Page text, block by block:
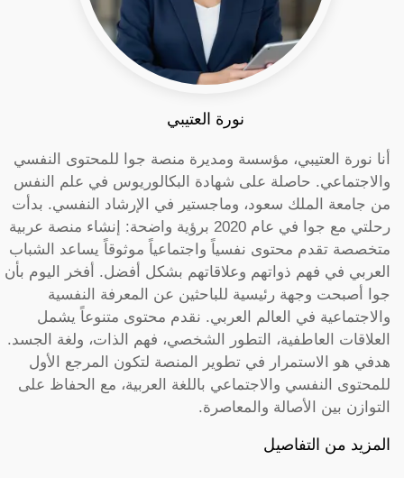
نورة العتيبي
أنا نورة العتيبي، مؤسسة ومديرة منصة جوا للمحتوى النفسي
والاجتماعي. حاصلة على شهادة البكالوريوس في علم النفس
من جامعة الملك سعود، وماجستير في الإرشاد النفسي. بدأت
رحلتي مع جوا في عام 2020 برؤية واضحة: إنشاء منصة عربية
متخصصة تقدم محتوى نفسياً واجتماعياً موثوقاً يساعد الشباب
العربي في فهم ذواتهم وعلاقاتهم بشكل أفضل. أفخر اليوم بأن
جوا أصبحت وجهة رئيسية للباحثين عن المعرفة النفسية
والاجتماعية في العالم العربي. نقدم محتوى متنوعاً يشمل
العلاقات العاطفية، التطور الشخصي، فهم الذات، ولغة الجسد.
هدفي هو الاستمرار في تطوير المنصة لتكون المرجع الأول
للمحتوى النفسي والاجتماعي باللغة العربية، مع الحفاظ على
التوازن بين الأصالة والمعاصرة.
المزيد من التفاصيل